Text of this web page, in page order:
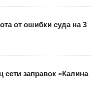
от ошибки суда на 3
заправок «Калина